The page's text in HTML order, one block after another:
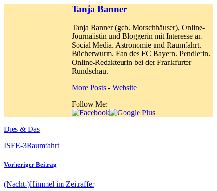
Tanja Banner
Tanja Banner (geb. Morschhäuser), Online-
Journalistin und Bloggerin mit Interesse an
Social Media, Astronomie und Raumfahrt.
Bücherwurm. Fan des FC Bayern. Pendlerin.
Online-Redakteurin bei der Frankfurter
Rundschau.
More Posts - Website
Follow Me:
Dies & Das
ISEE-3Raumfahrt
Vorheriger Beitrag
(Nacht-)Himmel im Zeitraffer